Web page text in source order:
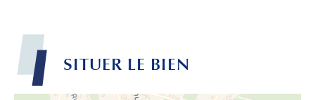
SITUER LE BIEN